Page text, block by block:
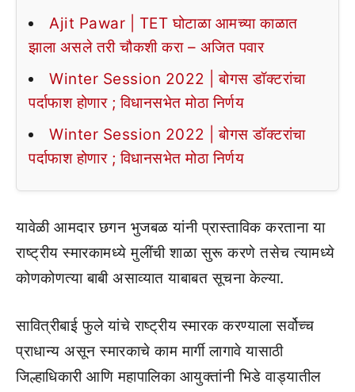
Ajit Pawar | TET घोटाळा आमच्या काळात
झाला असले तरी चौकशी करा – अजित पवार
Winter Session 2022 | बोगस डॉक्टरांचा
पर्दाफाश होणार ; विधानसभेत मोठा निर्णय
Winter Session 2022 | बोगस डॉक्टरांचा
पर्दाफाश होणार ; विधानसभेत मोठा निर्णय
यावेळी आमदार छगन भुजबळ यांनी प्रास्ताविक करताना या
राष्ट्रीय स्मारकामध्ये मुलींची शाळा सुरू करणे तसेच त्यामध्ये
कोणकोणत्या बाबी असाव्यात याबाबत सूचना केल्या.
सावित्रीबाई फुले यांचे राष्ट्रीय स्मारक करण्याला सर्वोच्च
प्राधान्य असून स्मारकाचे काम मार्गी लागावे यासाठी
जिल्हाधिकारी आणि महापालिका आयुक्तांनी भिडे वाड्यातील